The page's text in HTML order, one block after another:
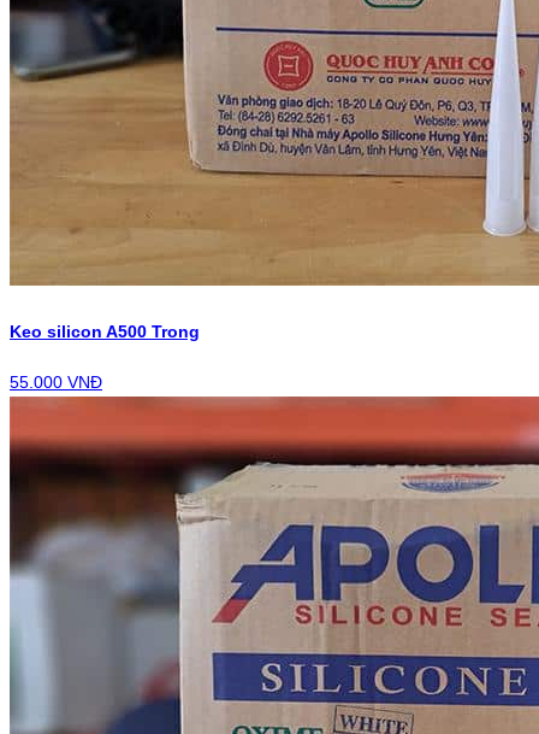
Keo silicon A500 Trong
55.000 VNĐ